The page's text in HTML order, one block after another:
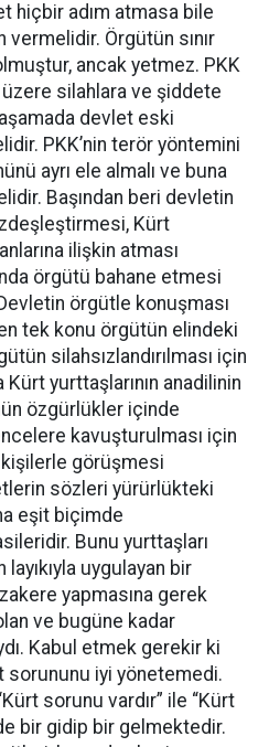
hiçbir adım atmasa bile
vermelidir. Örgütün sınır
ancak yetmez. PKK
silahlara ve şiddete
devlet eski
PKK’nin terör yöntemini
ayrı ele almalı ve buna
Başından beri devletin
Kürt
ilişkin atması
örgütü bahane etmesi
örgütle konuşması
tek konu örgütün elindeki
silahsızlandırılması için
yurttaşlarının anadilinin
özgürlükler içinde
kavuşturulması için
görüşmesi
sözleri yürürlükteki
eşit biçimde
Bunu yurttaşları
layıkıyla uygulayan bir
yapmasına gerek
ve bugüne kadar
Kabul etmek gerekir ki
sorununu iyi yönetemedi.
sorunu vardır” ile “Kürt
bir gidip bir gelmektedir.